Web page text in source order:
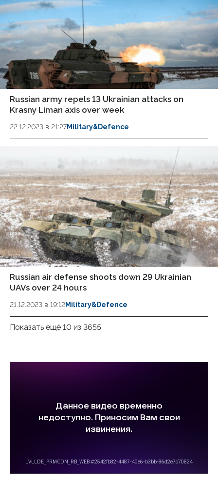
Russian army repels 13 Ukrainian attacks on
Krasny Liman axis over week
22.12.2023 в 21:27Military&Defence
Russian air defense shoots down 29 Ukrainian
UAVs over 24 hours
21.12.2023 в 19:12Military&Defence
Показать ещё 10 из 3655